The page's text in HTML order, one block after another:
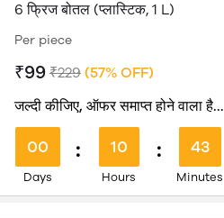
6 फ्रिज बोतल (प्लास्टिक, 1 L)
Per piece
₹99 ₹229 (57% OFF)
जल्दी कीजिए, ऑफर समाप्त होने वाला है...
00
Days
: 10
Hours
: 43
Minutes